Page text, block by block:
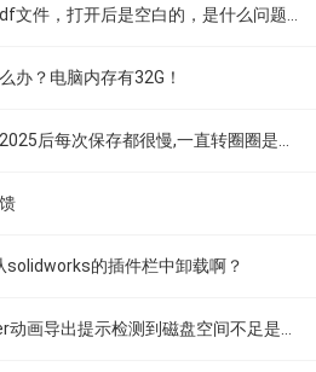
办？电脑内存有32G！
solidworks的插件栏中卸载啊？